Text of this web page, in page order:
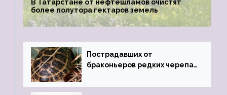
В Татарстане от нефтешламов очистят
более полутора гектаров земель
Пострадавших от
браконьеров редких черепах
зоопарк